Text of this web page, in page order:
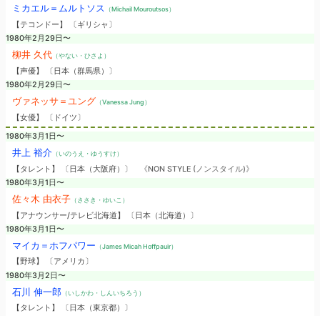
ミカエル＝ムルトソス （Michail Mouroutsos）
【テコンドー】 〔ギリシャ〕
1980年2月29日〜
柳井 久代（やない・ひさよ）
【声優】 〔日本（群馬県）〕
1980年2月29日〜
ヴァネッサ＝ユング （Vanessa Jung）
【女優】 〔ドイツ〕
1980年3月1日〜
井上 裕介（いのうえ・ゆうすけ）
【タレント】 〔日本（大阪府）〕
《NON STYLE (ノンスタイル)》
1980年3月1日〜
佐々木 由衣子（ささき・ゆいこ）
【アナウンサー/テレビ北海道】 〔日本（北海道）〕
1980年3月1日〜
マイカ＝ホフパワー （James Micah Hoffpauir）
【野球】 〔アメリカ〕
1980年3月2日〜
石川 伸一郎（いしかわ・しんいちろう）
【タレント】 〔日本（東京都）〕